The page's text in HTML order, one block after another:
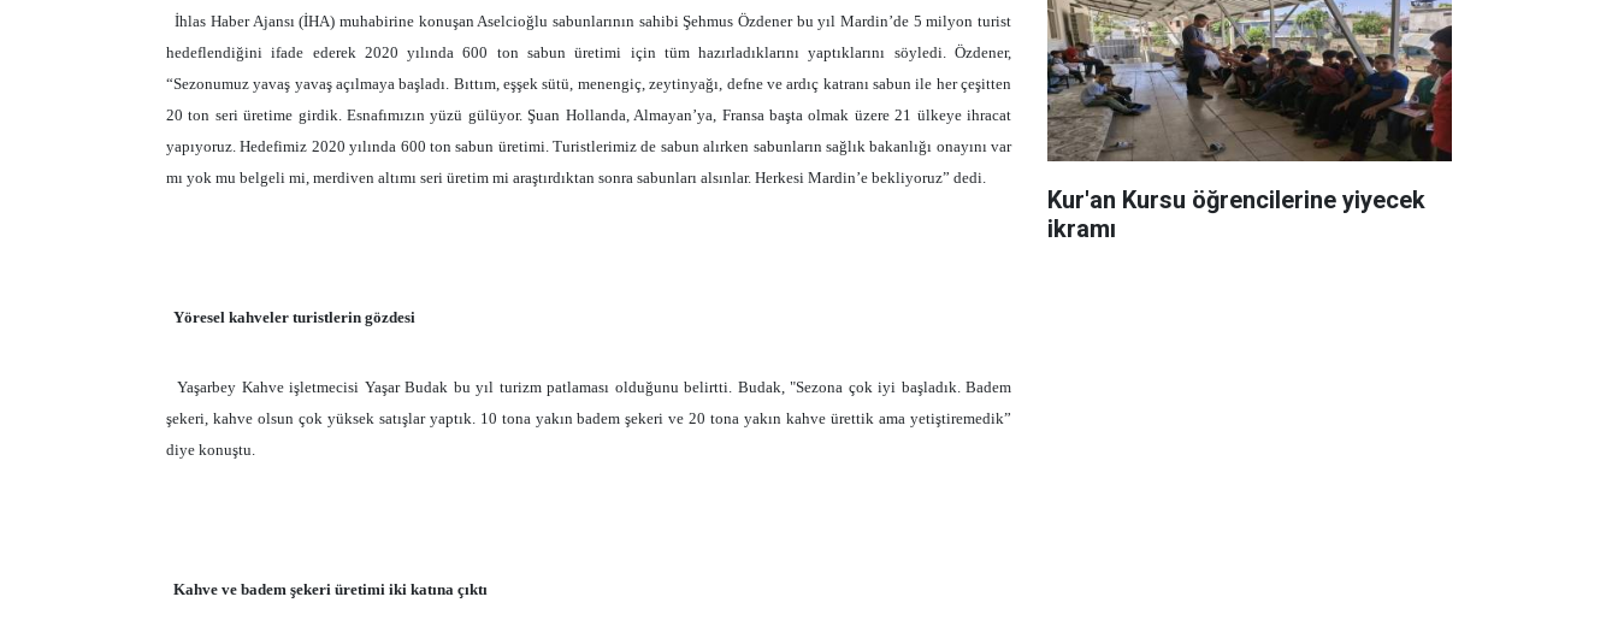
İhlas Haber Ajansı (İHA) muhabirine konuşan Aselcioğlu sabunlarının sahibi Şehmus Özdener bu yıl Mardin’de 5 milyon turist
hedeflendiğini ifade ederek 2020 yılında 600 ton sabun üretimi için tüm hazırladıklarını yaptıklarını söyledi. Özdener,
“Sezonumuz yavaş yavaş açılmaya başladı. Bıttım, eşşek sütü, menengiç, zeytinyağı, defne ve ardıç katranı sabun ile her çeşitten
20 ton seri üretime girdik. Esnafımızın yüzü gülüyor. Şuan Hollanda, Almayan’ya, Fransa başta olmak üzere 21 ülkeye ihracat
yapıyoruz. Hedefimiz 2020 yılında 600 ton sabun üretimi. Turistlerimiz de sabun alırken sabunların sağlık bakanlığı onayını var
mı yok mu belgeli mi, merdiven altımı seri üretim mi araştırdıktan sonra sabunları alsınlar. Herkesi Mardin’e bekliyoruz” dedi.
Yöresel kahveler turistlerin gözdesi
Yaşarbey Kahve işletmecisi Yaşar Budak bu yıl turizm patlaması olduğunu belirtti. Budak, "Sezona çok iyi başladık. Badem
şekeri, kahve olsun çok yüksek satışlar yaptık. 10 tona yakın badem şekeri ve 20 tona yakın kahve ürettik ama yetiştiremedik”
diye konuştu.
Kahve ve badem şekeri üretimi iki katına çıktı
Kur'an Kursu öğrencilerine yiyecek
ikramı